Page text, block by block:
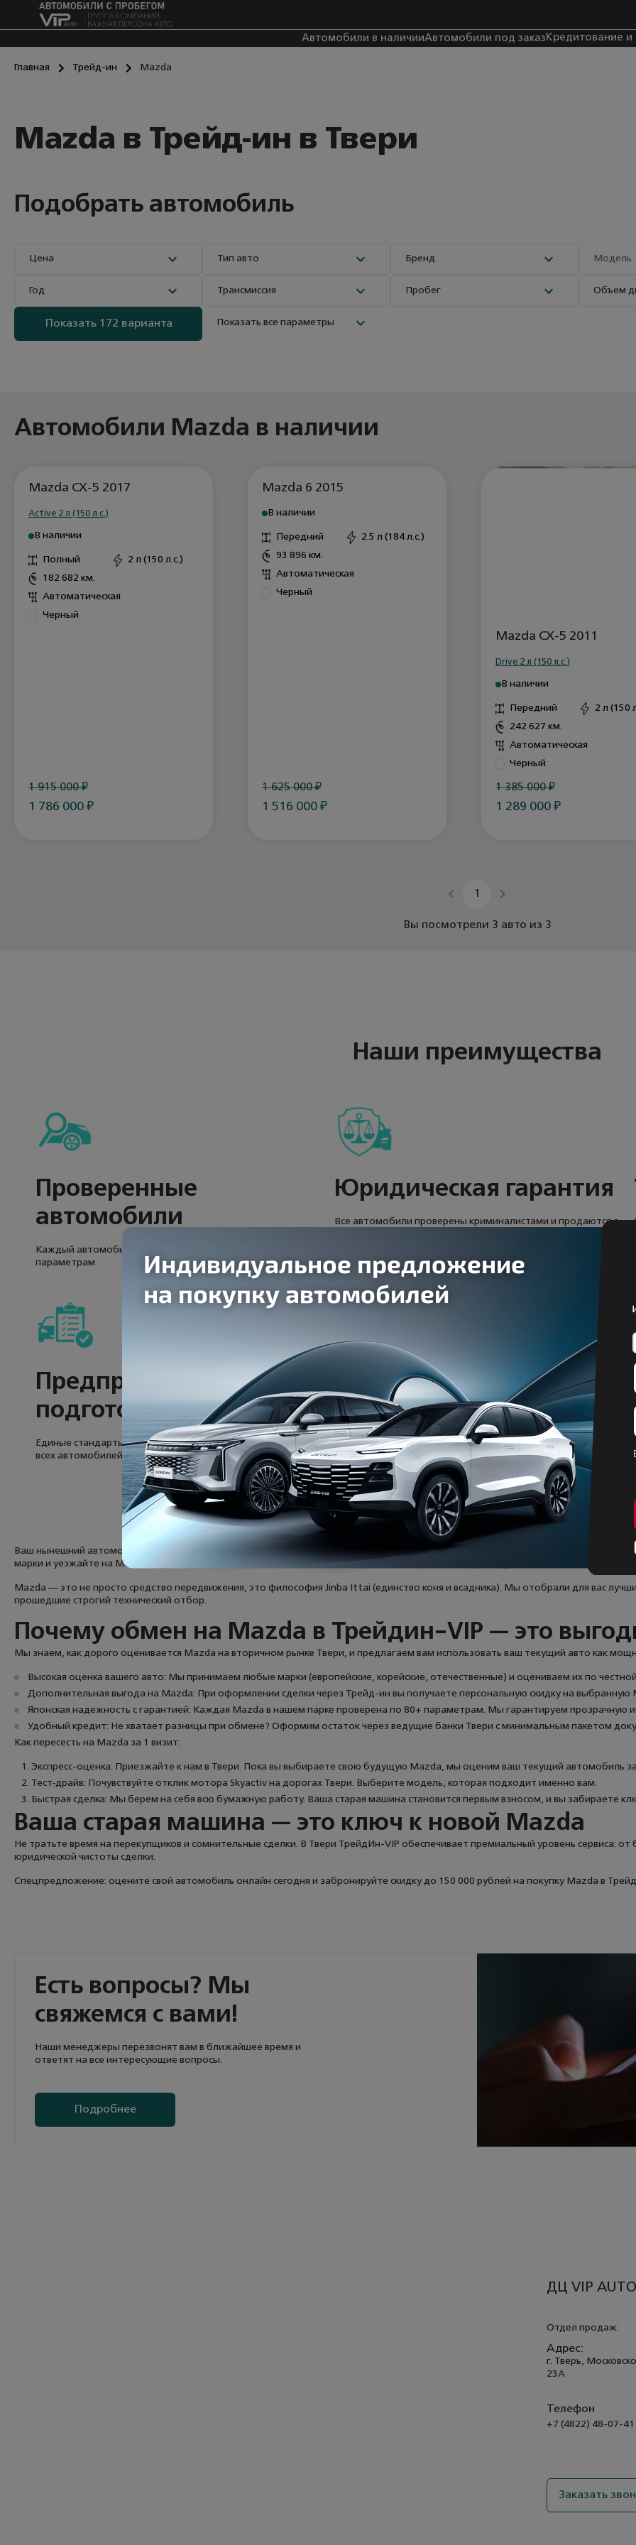
Автомобили в наличииАвтомобили под заказКредитование и
Главная Трейд-ин Mazda
Mazda в Трейд-ин в Твери
Подобрать автомобиль
Цена Тип авто Бренд Модель
Год Трансмиссия Пробег Объем
Показать 172 варианта Показать все параметры
Автомобили Mazda в наличии
Mazda CX-5 2017
Active 2 л (150 л.с.)
В наличии
Полный
2 л (150 л.с.)
182 682 км.
Автоматическая
Черный
1 915 000₽
1 786 000 ₽
Mazda 6 2015
В наличии
Передний
2.5 л (184 л.с.)
93 896 км.
Автоматическая
Черный
1 625 000₽
1 516 000 ₽
Mazda CX-5 2011
Drive 2 л (150 л.с.)
В наличии
Передний
2 л (150
242 627 км.
Автоматическая
Черный
1 385 000₽
1 289 000 ₽
1
Вы посмотрели 3 авто из 3
Наши преимущества
Проверенные
автомобили
Каждый автомобиль проходит диагностику по 250
параметрам
Юридическая гарантия
Все автомобили проверены криминалистами и продаются с
Предпродажная
подготовка
Единые стандарты внешней и технической подготовки для
всех автомобилей
Онлайн-кредитование
Получите одобрение онлайн самостоятельно сразу в
нескольких банках
Ваш нынешний автомобиль перестал дарить эмоции? В Трейдин-VIP Тверь мы предлагаем решение для тех, кто ценит стиль и
марки и уезжайте на Mazda с пробегом — автомобиле, который влюбляет в себя с первого поворота руля.
Mazda — это не просто средство передвижения, это философия Jinba Ittai (единство коня и всадника). Мы отобрали для вас
прошедшие строгий технический отбор.
Почему обмен на Mazda в Трейдин-VIP — это
Мы знаем, как дорого оценивается Mazda на вторичном рынке Твери, и предлагаем вам использовать ваш текущий авто как
Высокая оценка вашего авто: Мы принимаем любые марки (европейские, корейские, отечественные) и оцениваем их по
Дополнительная выгода на Mazda: При оформлении сделки через Трейд-ин вы получаете персональную скидку на выбранную
Японская надежность с гарантией: Каждая Mazda в нашем парке проверена по 80+ параметрам. Мы гарантируем прозрачную
Удобный кредит: Не хватает разницы при обмене? Оформим остаток через ведущие банки Твери с минимальным пакетом
Как пересесть на Mazda за 1 визит:
Экспресс-оценка: Приезжайте к нам в Твери. Пока вы выбираете свою будущую Mazda, мы оценим ваш текущий автомобиль
Тест-драйв: Почувствуйте отклик мотора Skyactiv на дорогах Твери. Выберите модель, которая подходит именно вам.
Быстрая сделка: Мы берем на себя всю бумажную работу. Ваша старая машина становится первым взносом, и вы забираете
Ваша старая машина — это ключ к новой Mazda
Не тратьте время на перекупщиков и сомнительные сделки. В Твери ТрейдИн-VIP обеспечивает премиальный уровень сервиса:
юридической чистоты сделки.
Спецпредложение: оцените свой автомобиль онлайн сегодня и забронируйте скидку до 150 000 рублей на покупку Mazda в
Есть вопросы? Мы
свяжемся с вами!
Наши менеджеры перезвонят вам в ближайшее время и
ответят на все интересующие вопросы.
Подробнее
ДЦ VIP
Отдел продаж:
Адрес:
г. Тверь,
23А
Телефон
+7 (4822) 48-07-41
Заказать